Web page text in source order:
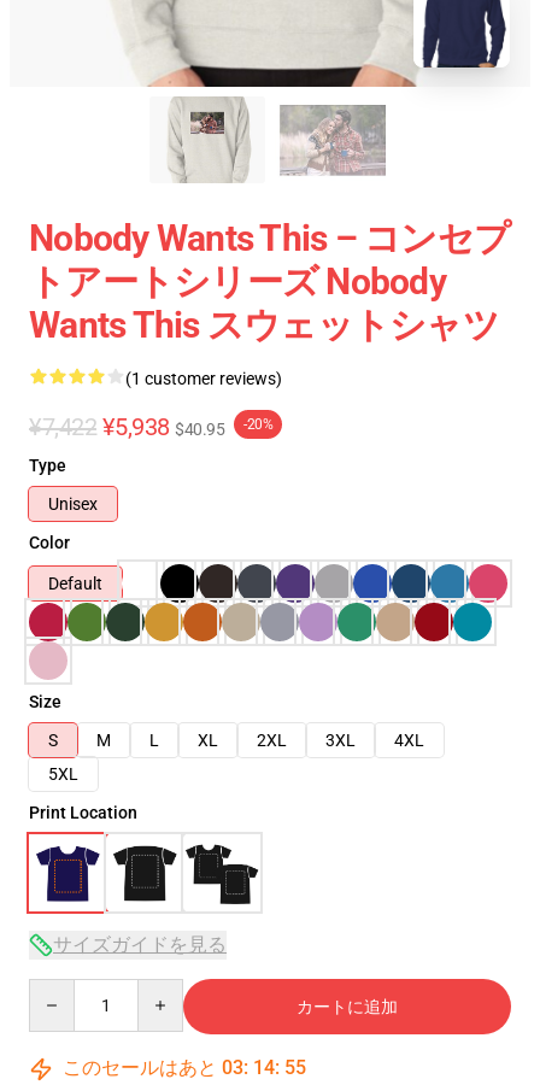
Nobody Wants This – コンセプ
トアートシリーズ Nobody
Wants This スウェットシャツ
(1 customer reviews)
¥7,422 ¥5,938 $40.95 -20%
Type
Unisex
Color
Default
Size
S
M L XL 2XL 3XL
4XL
5XL
Print Location
サイズガイドを見る
カートに追加
このセールはあと 03: 14: 54